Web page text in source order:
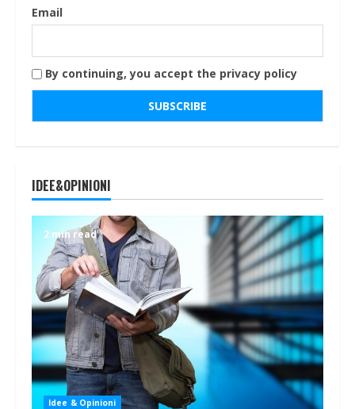
Email
By continuing, you accept the privacy policy
IDEE&OPINIONI
2 min read
Idee & Opinioni